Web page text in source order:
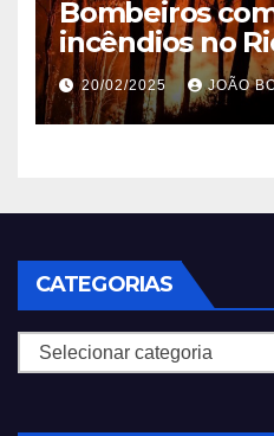
Bombeiros
incêndios no
em 2025
20/02/2025 JOÃO
CATEGORIAS
Categorias